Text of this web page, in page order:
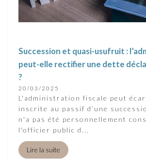
Succession et quasi-usufruit :
peut-elle rectifier une dette
?
20/03/2025
L'administration fiscale peut
inscrite au passif d’une
n'a pas été personnellement
l'officier public d...
Lire la suite